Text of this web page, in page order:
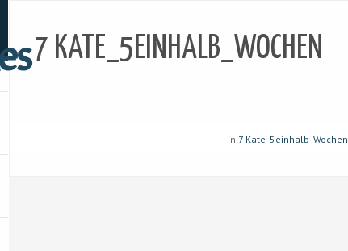
7 KATE_5EINHALB_WOCHEN
in 7 Kate_5einhalb_Wochen